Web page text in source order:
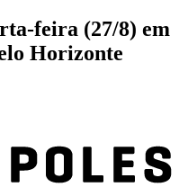
feira (27/8) em
Horizonte